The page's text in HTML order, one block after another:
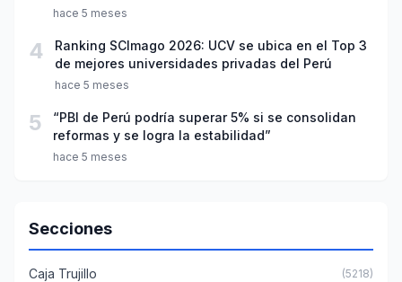
año escolar 2026
hace 5 meses
4
Ranking SCImago 2026: UCV se ubica en el Top 3
de mejores universidades privadas del Perú
hace 5 meses
5
“PBI de Perú podría superar 5% si se consolidan
reformas y se logra la estabilidad”
hace 5 meses
Secciones
Caja Trujillo (5218)